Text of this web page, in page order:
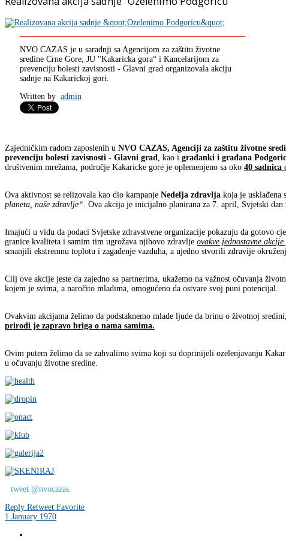
NVO CAZAS je u saradnji sa Agencijom za zaštitu životne
sredine Crne Gore, JU "Kakaricka gora“ i Kancelarijom za
prevenciju bolesti zavisnosti - Glavni grad organizovala akciju
sadnje na Kakarickoj gori.
Written by admin
Zajedničkim radom zaposlenih u NVO CAZAS, Agenciji za zaštitu životne
prevenciju bolesti zavisnosti - Glavni grad
, kao i građanki i građana
društvenim mrežama, područje Kakaricke gore je oplemenjeno sa oko 40 sadnica
Ova aktivnost se relizovala kao dio kampanje Nedelja zdravlja koja je usklađena
planeta, naše zdravlje“ . Ova akcija je inicijalno planirana za 7. april, Svjetski
Imajući u vidu da podaci Svjetske zdravstvene organizacije pokazuju da gotovo
granice kvaliteta i samim tim ugrožava njihovo zdravlje ovakve jednostavne
smanjili ekstremnu toplotu i zagađenje vazduha, a ujedno stvorili zdravije
Cilj ove akcije jeste da zajedno sa partnerima, ukažemo na važnost očuvanja
kojem je svima, a naročito mladima, omogućeno da ostvare svoj puni potencijal.
Ovakvim akcijama želimo da podstaknemo mlade ljude da brinu o životnoj
prirodi je zapravo briga o nama samima.
Ovim putem želimo da se zahvalimo svima koji su doprinijeli ozelenjavanju
u očuvanju životne sredine.
tweet @nvocazas
Reply Retweet Favorite
1 January 1970